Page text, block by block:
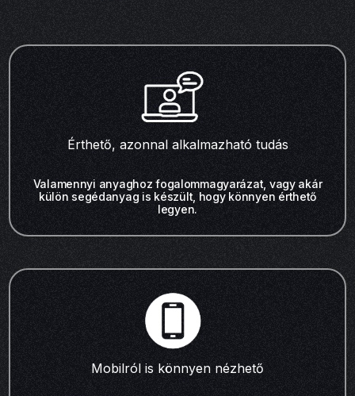
Érthető, azonnal alkalmazható tudás
Valamennyi anyaghoz fogalommagyarázat, vagy akár
külön segédanyag is készült, hogy könnyen érthető
legyen.
Mobilról is könnyen nézhető